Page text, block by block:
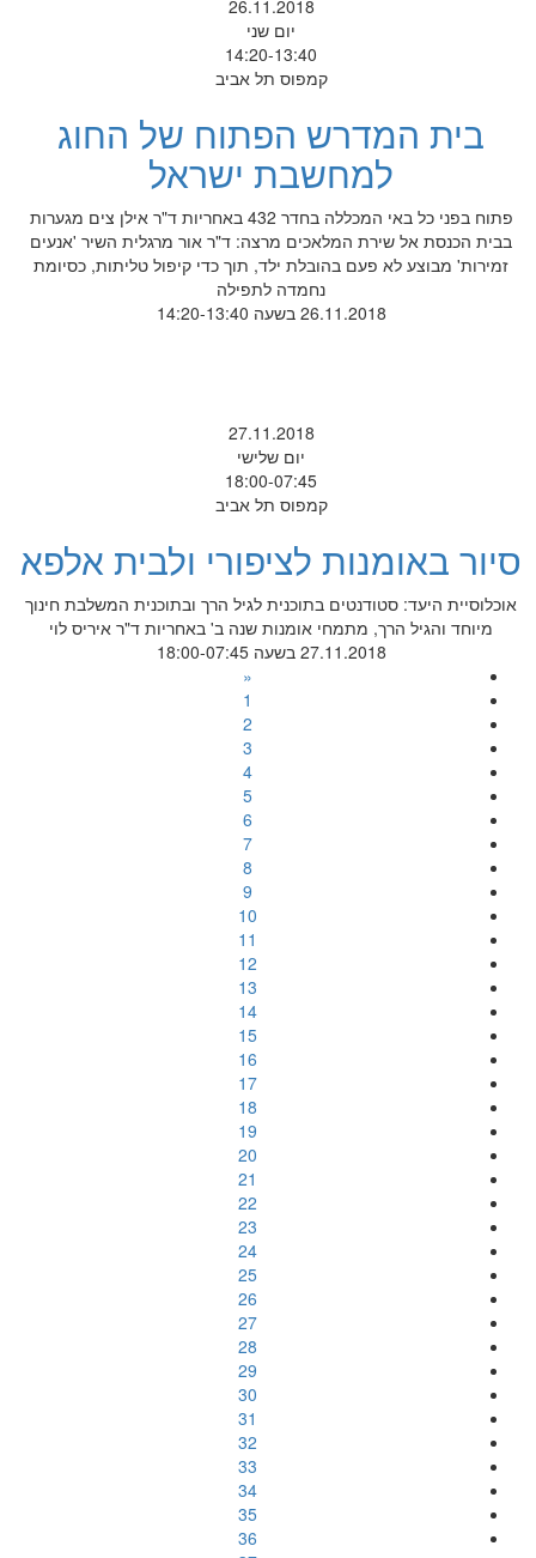
26.11.2018
יום שני
14:20-13:40
קמפוס תל אביב
בית המדרש הפתוח של החוג
למחשבת ישראל
פתוח בפני כל באי המכללה בחדר 432 באחריות ד"ר אילן צים מגערות
בבית הכנסת אל שירת המלאכים מרצה: ד"ר אור מרגלית השיר 'אנעים
זמירות' מבוצע לא פעם בהובלת ילד, תוך כדי קיפול טליתות, כסיומת
נחמדה לתפילה
26.11.2018 בשעה 14:20-13:40
27.11.2018
יום שלישי
18:00-07:45
קמפוס תל אביב
סיור באומנות לציפורי ולבית אלפא
אוכלוסיית היעד: סטודנטים בתוכנית לגיל הרך ובתוכנית המשלבת חינוך
מיוחד והגיל הרך, מתמחי אומנות שנה ב' באחריות ד"ר איריס לוי
27.11.2018 בשעה 18:00-07:45
«
1
2
3
4
5
6
7
8
9
10
11
12
13
14
15
16
17
18
19
20
21
22
23
24
25
26
27
28
29
30
31
32
33
34
35
36